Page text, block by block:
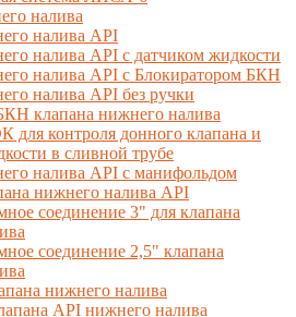
налива
налива API
налива API с датчиком жидкости
налива API с Блокиратором БКН
налива API без ручки
клапана нижнего налива
контроля донного клапана и
в сливной трубе
налива API с манифольдом
нижнего налива API
соединение 3" для клапана
соединение 2,5" клапана
нижнего налива
API нижнего налива